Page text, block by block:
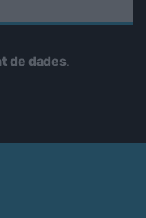
de dades.